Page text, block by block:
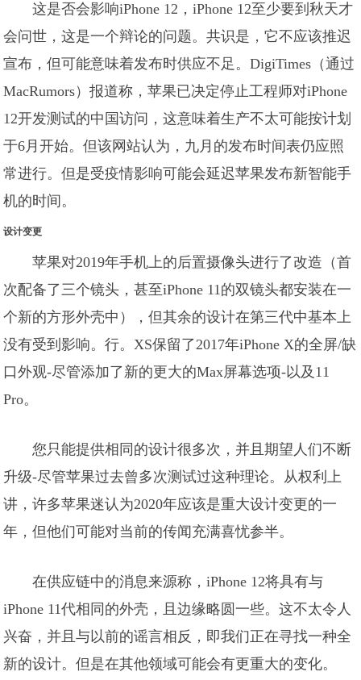
这是否会影响iPhone 12，iPhone 12至少要到秋天才
会问世，这是一个辩论的问题。共识是，它不应该推迟
宣布，但可能意味着发布时供应不足。DigiTimes（通过
MacRumors）报道称，苹果已决定停止工程师对iPhone
12开发测试的中国访问，这意味着生产不太可能按计划
于6月开始。但该网站认为，九月的发布时间表仍应照
常进行。但是受疫情影响可能会延迟苹果发布新智能手
机的时间。
设计变更
苹果对2019年手机上的后置摄像头进行了改造（首
次配备了三个镜头，甚至iPhone 11的双镜头都安装在一
个新的方形外壳中），但其余的设计在第三代中基本上
没有受到影响。行。XS保留了2017年iPhone X的全屏/缺
口外观-尽管添加了新的更大的Max屏幕选项-以及11
Pro。
您只能提供相同的设计很多次，并且期望人们不断
升级-尽管苹果过去曾多次测试过这种理论。从权利上
讲，许多苹果迷认为2020年应该是重大设计变更的一
年，但他们可能对当前的传闻充满喜忧参半。
在供应链中的消息来源称，iPhone 12将具有与
iPhone 11代相同的外壳，且边缘略圆一些。这不太令人
兴奋，并且与以前的谣言相反，即我们正在寻找一种全
新的设计。但是在其他领域可能会有更重大的变化。